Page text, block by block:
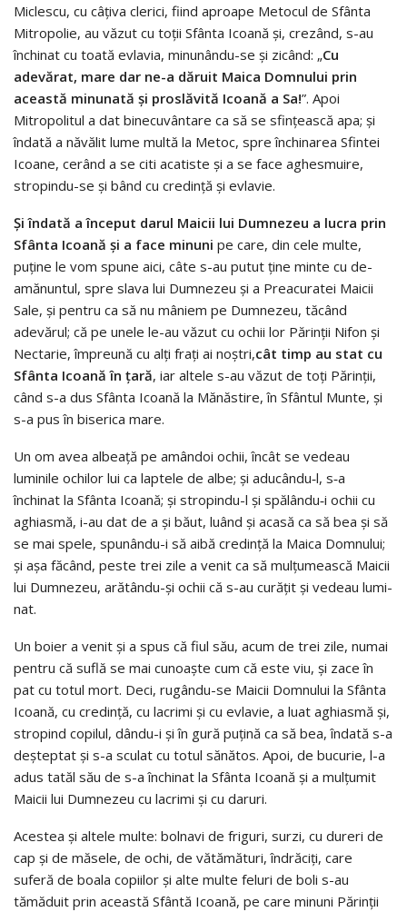
Miclescu, cu câţiva clerici, fiind aproape Me­tocul de Sfânta
Mitropolie, au văzut cu toţii Sfânta Icoană şi, cre­zând, s-au
închinat cu toată evlavia, minunându-se şi zi­când: „Cu
adevărat, mare dar ne-a dăruit Maica Dom­nului prin
această minunată şi proslăvită Icoană a Sa!”. Apoi
Mitropolitul a dat bi­necuvântare ca să se sfinţească apa; şi
îndată a năvălit lume mul­tă la Metoc, spre închi­narea Sfintei
Icoane, cerând a se citi acatiste şi a se face aghes­muire,
stro­pindu-se şi bând cu cre­dinţă şi evlavie.
Şi îndată a în­ce­put darul Maicii lui Dum­ne­zeu a lu­cra prin
Sfânta Icoană şi a face minuni pe care, din cele mul­te,
puţine le vom spune aici, câte s-au putut ţine minte cu de-
amănuntul, spre slava lui Dumnezeu şi a Preacu­ratei Maicii
Sale, şi pentru ca să nu mâniem pe Dum­ne­zeu, tăcând
adevărul; că pe unele le-au văzut cu ochii lor Pă­rinţii Nifon şi
Nectarie, împreună cu alţi fraţi ai noştri,cât timp au stat cu
Sfânta Icoană în ţară, iar altele s-au văzut de toţi Părinţii,
când s-a dus Sfânta Icoană la Mănăstire, în Sfântul Munte, şi
s-a pus în biserica mare.
Un om avea albeaţă pe amândoi ochii, încât se ve­­deau
luminile ochilor lui ca laptele de albe; şi adu­cân­du‑l, s‑a
închinat la Sfânta Icoană; şi stropindu-l şi spă­lându‑i ochii cu
aghiasmă, i-au dat de a şi băut, luând şi acasă ca să bea şi să
se mai spele, spunându-i să aibă credinţă la Maica Domnului;
şi aşa făcând, pes­te trei zile a venit ca să mulţumească Maicii
lui Dum­ne­zeu, arătându-şi ochii că s-au curăţit şi vedeau lu­mi­
nat.
Un boier a venit şi a spus că fiul său, acum de trei zile, numai
pentru că suflă se mai cunoaşte cum că este viu, şi zace în
pat cu totul mort. Deci, rugându-se Maicii Domnului la Sfânta
Icoană, cu credinţă, cu la­crimi şi cu evlavie, a luat aghiasmă şi,
stropind copi­lul, dându-i şi în gură puţină ca să bea, îndată s-a
deş­teptat şi s-a sculat cu totul sănătos. Apoi, de bucurie, l-a
adus tatăl său de s-a închinat la Sfânta Icoană şi a mulţumit
Maicii lui Dumne­zeu cu lacrimi şi cu daruri.
Acestea şi altele multe: bolnavi de friguri, surzi, cu dureri de
cap şi de măsele, de ochi, de vătămături, în­dră­ciţi, care
suferă de boala copiilor şi alte multe fe­luri de boli s-au
tămăduit prin această Sfântă Icoană, pe care mi­nuni Părinţii